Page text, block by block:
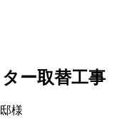
ー取替工事
様